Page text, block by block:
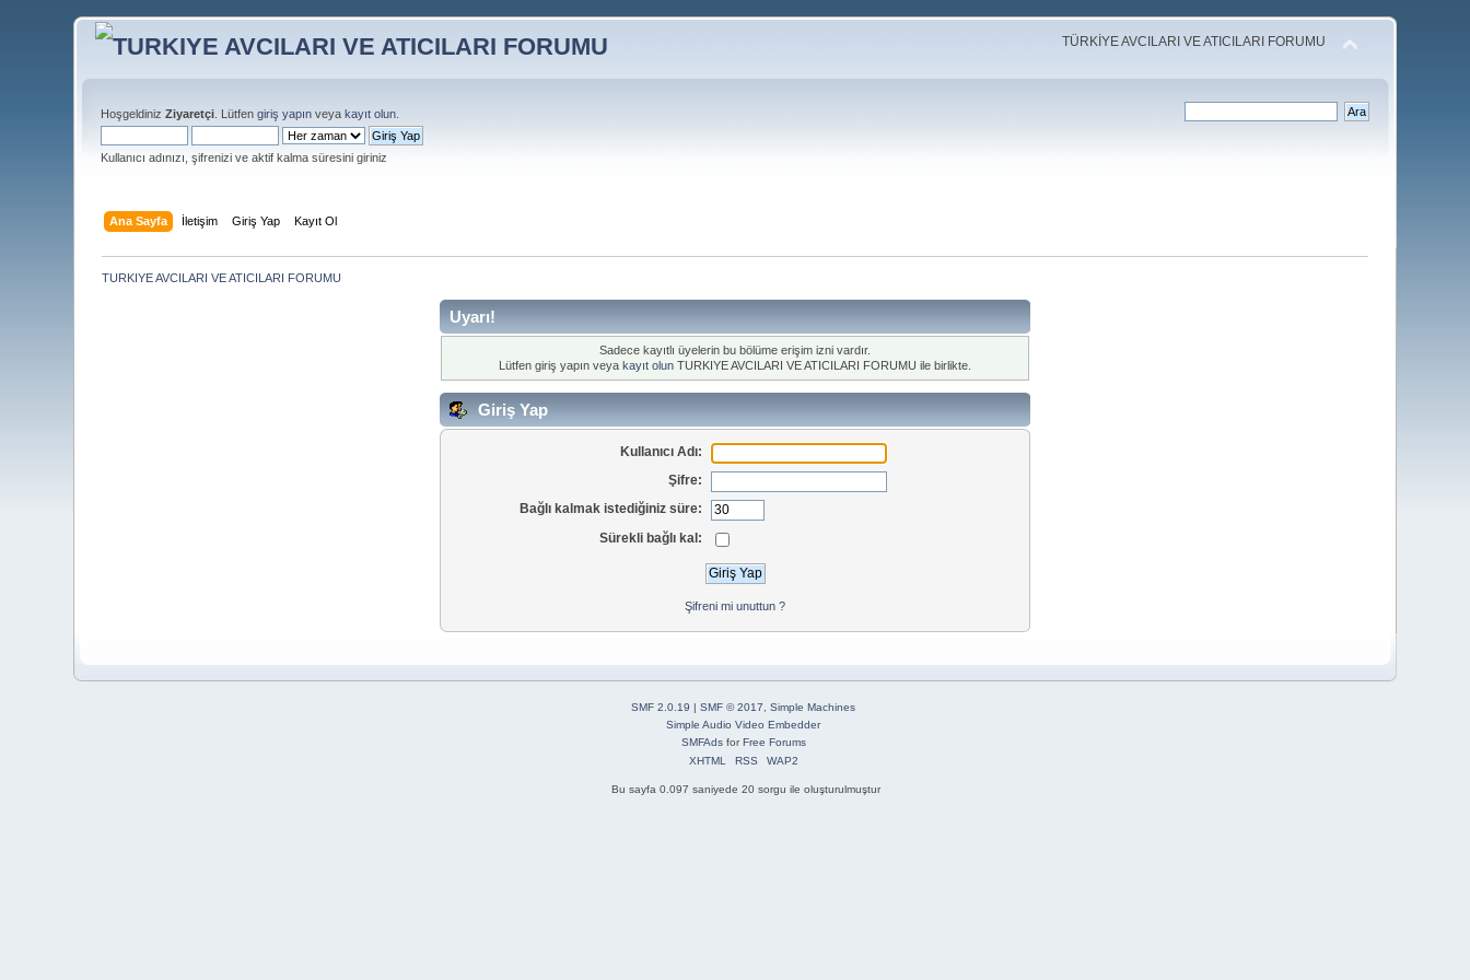
TÜRKİYE AVCILARI VE ATICILARI FORUMU
HoşgeldinizZiyaretçi . Lütfengiriş yapın veyakayıt olun
Kullanıcı adınızı, şifrenizi ve aktif kalma süresini giriniz
Ana Sayfa İletişim Giriş Yap Kayıt Ol
TURKIYE AVCILARI VE ATICILARI FORUMU
Uyarı!
Sadece kayıtlı üyelerin bu bölüme erişim izni vardır.
Lütfen giriş yapın veya kayıt olun TURKIYE AVCILARI VE ATICILARI FORUMU ile birlikte.
Giriş Yap
Kullanıcı Adı:
Şifre:
Bağlı kalmak istediğiniz süre:
Sürekli bağlı kal:
Şifreni mi unuttun ?
SMF 2.0.19 | SMF © 2017
Simple Machines
Simple Audio Video Embedder
SMFAdsforFree Forums
XHTML
RSS WAP2
Bu sayfa 0.097 saniyede 20 sorgu ile oluşturulmuştur